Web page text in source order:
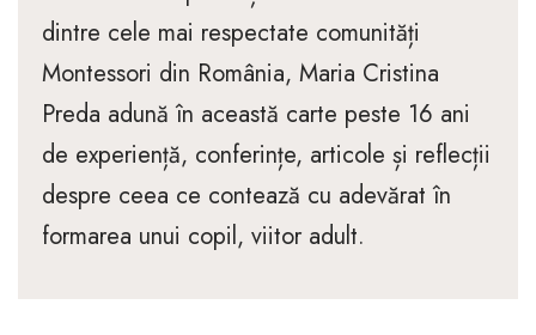
dintre cele mai respectate comunități
Montessori din România, Maria Cristina
Preda adună în această carte peste 16 ani
de experiență, conferințe, articole și reflecții
despre ceea ce contează cu adevărat în
formarea unui copil, viitor adult.